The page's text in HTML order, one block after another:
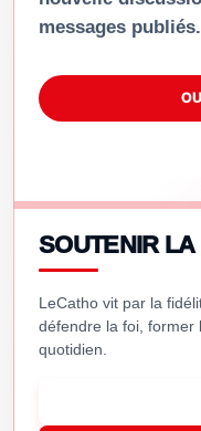
messages publiés.
SOUTENIR LA
LeCatho vit par la
défendre la foi, former
quotidien.